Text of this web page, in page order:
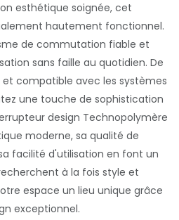
esthétique soignée, cet
hautement fonctionnel.
de commutation fiable et
sans faille au quotidien. De
et compatible avec les systèmes
une touche de sophistication
design Technopolymère
moderne, sa qualité de
facilité d'utilisation en font un
à la fois style et
espace un lieu unique grâce
exceptionnel.